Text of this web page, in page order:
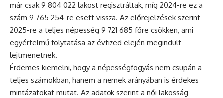
már csak 9 804 022 lakost regisztráltak, míg 2024-re ez a
szám 9 765 254-re esett vissza. Az előrejelzések szerint
2025-re a teljes népesség 9 721 685 főre csökken, ami
egyértelmű folytatása az évtized elején megindult
lejtmenetnek.
Érdemes kiemelni, hogy a népességfogyás nem csupán a
teljes számokban, hanem a nemek arányában is érdekes
mintázatokat mutat. Az adatok szerint a női lakosság